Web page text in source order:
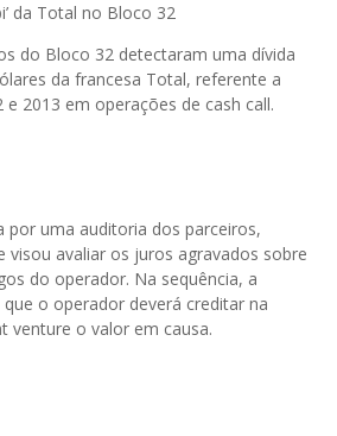
da Total no Bloco 32
do Bloco 32 detectaram uma dívida
da francesa Total, referente a
2013 em operações de cash call.
por uma auditoria dos parceiros,
visou avaliar os juros agravados sobre
do operador. Na sequência, a
o operador deverá creditar na
venture o valor em causa.